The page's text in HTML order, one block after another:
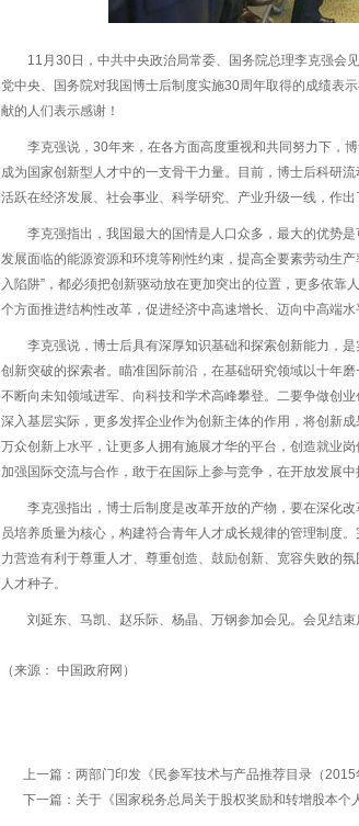
11月30日，中共中央政治局常委、国务院总理李克强会
党中央、国务院对我国博士后制度实施30周年取得的成绩表
献的人们表示感谢！
李克强说，30年来，在各方面高度重视和共同努力下，
成为国家创新型人才中的一支骨干力量。目前，博士后科研
活跃在经济发展、社会事业、科学研究、产业升级一线，作出
李克强指出，我国最大的国情是人口众多，最大的优势
发展面临的能源资源和环境等刚性约束，提高全要素劳动生
入陷阱”，都必须把创新驱动放在更加突出的位置，更多依
个方面推进结构性改革，促进经济中高速增长、迈向中高端水
李克强说，博士后具有深厚知识基础和探索创新能力，
创新突破的探索者。瞄准国际前沿，在基础研究领域以十年
不断向未知领域进军、向科技和学术高峰攀登。二要争做创
深入基层实际，更多发挥企业作为创新主体的作用，将创新
万众创新上水平，让更多人拥有施展才华的平台，创造就业
加强国际交流与合作，敢于在国际上参与竞争，在开放发展中
李克强指出，博士后制度是改革开放的产物，要在深化
员培养质量为核心，构建符合青年人才成长规律的管理制度
力营造有利于尊重人才、尊重创造、鼓励创新、宽容失败的
人才种子。
刘延东、马凯、赵乐际、杨晶、万钢参加会见。会见结
（来源： 中国政府网）
上一篇： 两部门印发《民参军技术与产品推荐目录（2015
下一篇： 关于《国家税务总局关于股权奖励和转增股本个